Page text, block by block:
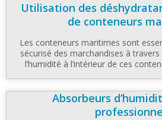
Utilisation des
de conteneurs
Les conteneurs maritimes sont
sécurisé des marchandises à
l’humidité à l’intérieur de ces
Absorbeurs